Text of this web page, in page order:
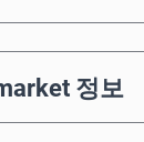
정보